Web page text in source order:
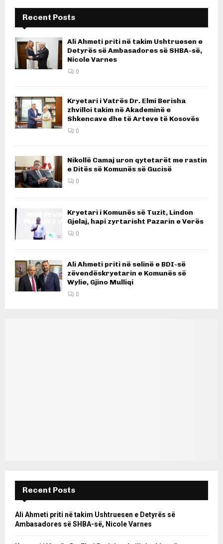
Recent Posts
Ali Ahmeti priti në takim Ushtruesen e
Detyrës së Ambasadores së SHBA-së,
Nicole Varnes
0
Kryetari i Vatrës Dr. Elmi Berisha
zhvilloi takim në Akademinë e
Shkencave dhe të Arteve të Kosovës
0
Nikollë Camaj uron qytetarët me rastin
e Ditës së Komunës së Gucisë
0
Kryetari i Komunës së Tuzit, Lindon
Gjelaj, hapi zyrtarisht Pazarin e Verës
0
Ali Ahmeti priti në selinë e BDI-së
zëvendëskryetarin e Komunës së
Wylie, Gjino Mulliqi
0
Recent Posts
Ali Ahmeti priti në takim Ushtruesen e Detyrës së
Ambasadores së SHBA-së, Nicole Varnes